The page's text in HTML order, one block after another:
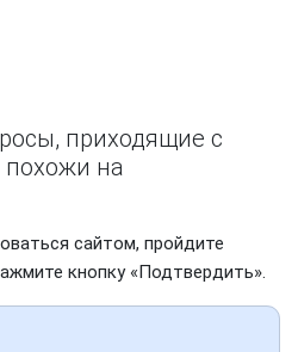
приходящие с
похожи на
сайтом, пройдите
кнопку «Подтвердить».